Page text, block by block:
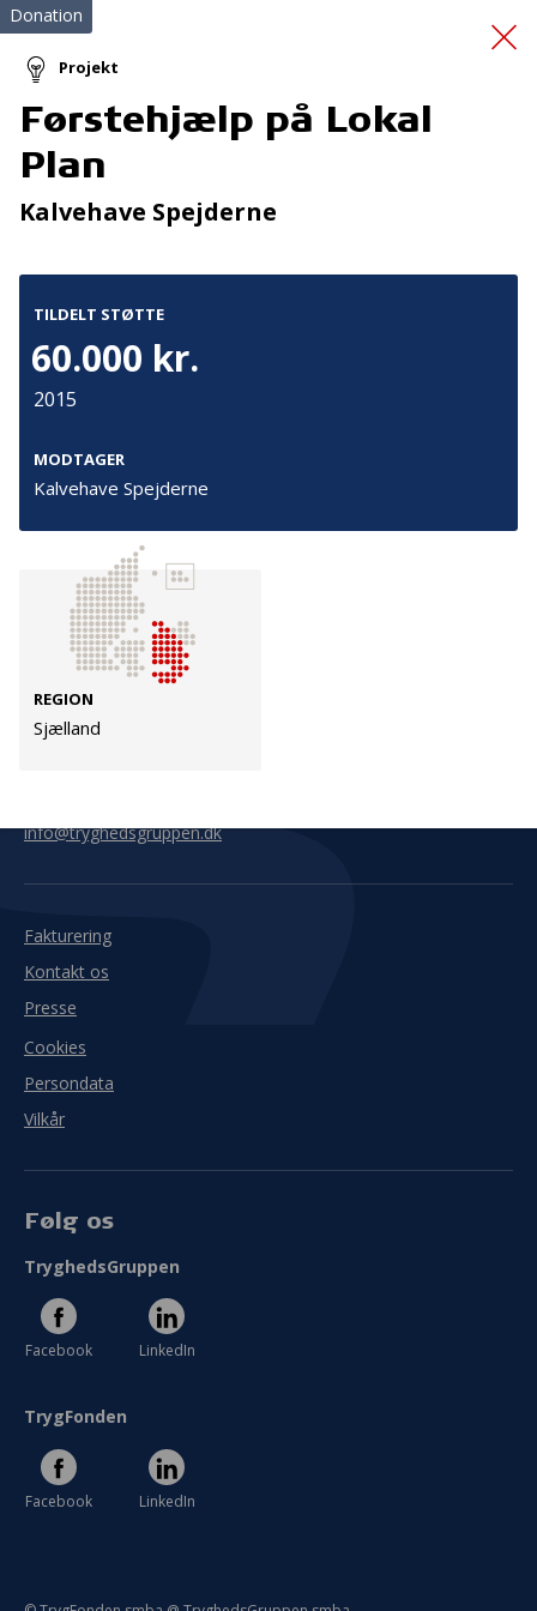
Side by side el cykel
Donation
Projekt
Førstehjælp på Lokal
Plan
Kalvehave Spejderne
TILDELT STØTTE
60.000 kr.
2015
MODTAGER
Kalvehave Spejderne
REGION
Sjælland
Tilmeld nyhedsbrev
De seneste nyheder om TrygFondens og TryghedsGruppens
Tilmeld
Kontakt
TrygFonden
45 26 08 00
info@trygfonden.dk
info@tryghedsgruppen.dk
Fakturering
Kontakt os
Presse
Cookies
Persondata
Vilkår
Følg os
TryghedsGruppen
Facebook LinkedIn
TrygFonden
Facebook LinkedIn